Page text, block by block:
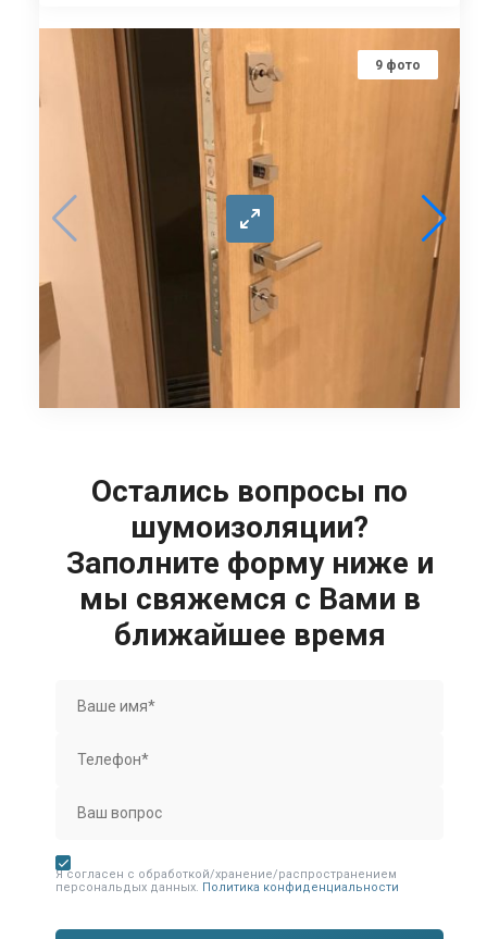
9 фото
Остались вопросы по
шумоизоляции?
Заполните форму ниже и
мы свяжемся с Вами в
ближайшее время
Я согласен с обработкой/хранение/распространением
персональдых данных. Политика конфиденциальности